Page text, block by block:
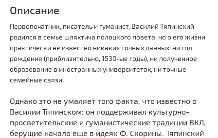
Описание
Первопечатник, писатель и гуманист, Василий Тяпинский
родился в семье шляхтича полоцкого повета, но о его жизни
практически не известно никаких точных данных: ни год
рождения (приблизительно, 1530-ые годы), ни полученное
образование в иностранных университетах, ни точные
семейные связи.
Однако это не умаляет того факта, что известно о
Василии Тяпинском: он поддерживал культурно-
просветительские и гуманистические традиции ВКЛ,
берущие начало еще в идеях Ф. Скорины. Тяпинский